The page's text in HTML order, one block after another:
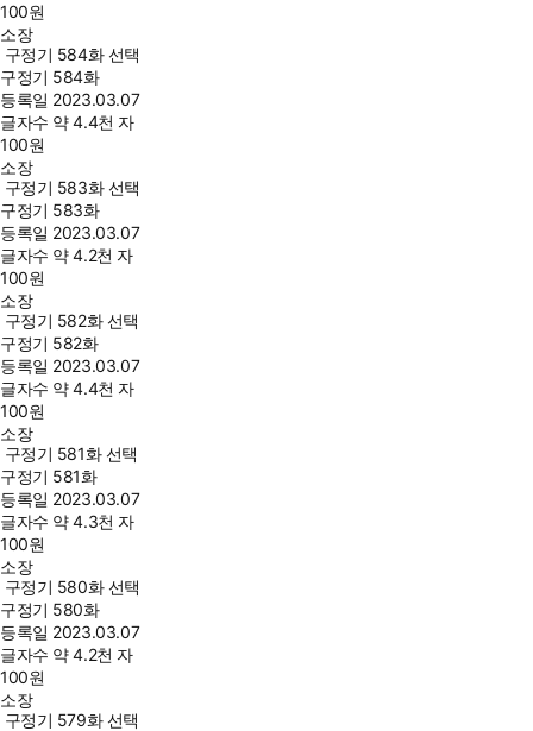
100원
소장
구정기 584화 선택
구정기 584화
등록일 2023.03.07
글자수 약 4.4천 자
100원
소장
구정기 583화 선택
구정기 583화
등록일 2023.03.07
글자수 약 4.2천 자
100원
소장
구정기 582화 선택
구정기 582화
등록일 2023.03.07
글자수 약 4.4천 자
100원
소장
구정기 581화 선택
구정기 581화
등록일 2023.03.07
글자수 약 4.3천 자
100원
소장
구정기 580화 선택
구정기 580화
등록일 2023.03.07
글자수 약 4.2천 자
100원
소장
구정기 579화 선택